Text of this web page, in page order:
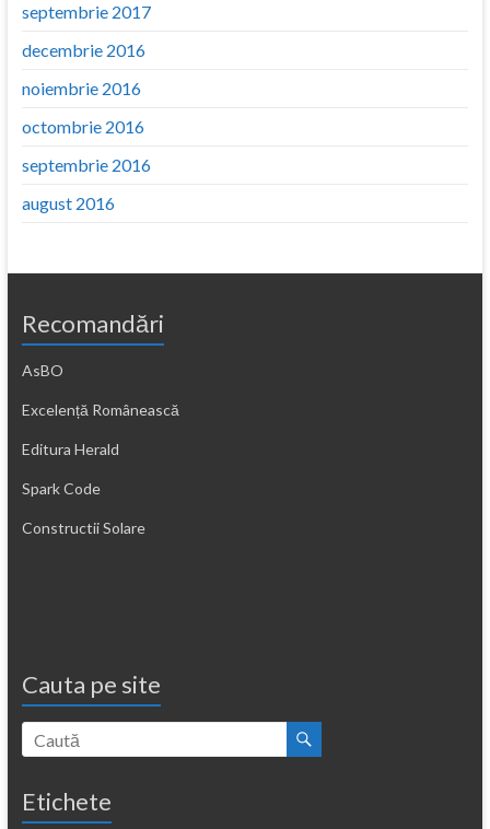
septembrie 2017
decembrie 2016
noiembrie 2016
octombrie 2016
septembrie 2016
august 2016
Recomandări
AsBO
Excelență Românească
Editura Herald
Spark Code
Constructii Solare
Cauta pe site
Etichete